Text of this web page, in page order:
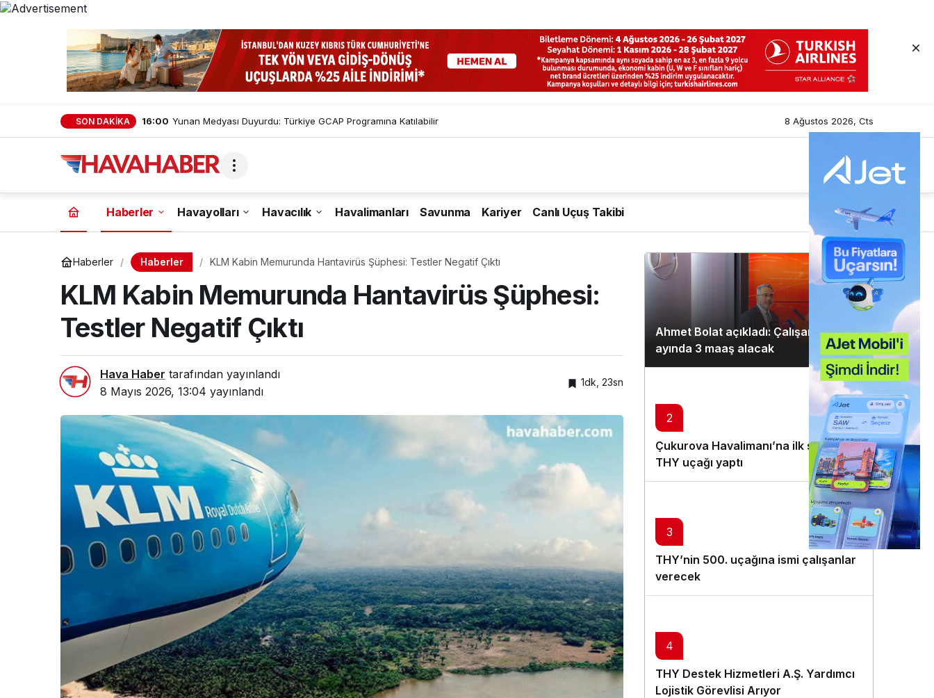
SON DAKİKA 16:00 Yunan Medyası Duyurdu: Türkiye GCAP Programına Katılabilir 8 Ağustos 2026, Cts
Haberler Havayolları Havacılık Havalimanları Savunma Kariyer Canlı Uçuş Takibi
Mod
değiştir
Gündüz Modu
Gündüz modunu seçin.
Sistem modunu seçin.
Haberler Haberler KLM Kabin Memurunda Hantavirüs Şüphesi: Testler Negatif Çıktı
KLM Kabin Memurunda Hantavirüs Şüphesi:
Testler Negatif Çıktı
Hava Haber tarafından yayınlandı
8 Mayıs 2026, 13:04 yayınlandı
1dk, 23sn
Ahmet Bolat açıkladı: Çalışanlar ocak
ayında 3 maaş alacak
2
Çukurova Havalimanı’na ilk seferi
THY uçağı yaptı
3
THY’nin 500. uçağına ismi çalışanlar
verecek
4
THY Destek Hizmetleri A.Ş. Yardımcı
Lojistik Görevlisi Arıyor